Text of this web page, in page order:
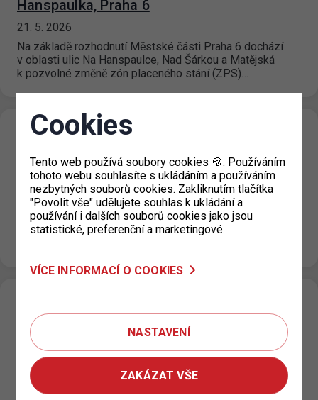
Hanspaulka, Praha 6
21. 5. 2026
Na základě rozhodnutí Městské části Praha 6 dochází
v oblasti ulic Na Hanspaulce, Nad Šárkou a Matějská
k pozvolné změně zón placeného stání (ZPS)…
Omezení provozní doby výdejny
parkovacích oprávnění pro Prahu 3, KC
Vozovna
14. 5. 2026
Z technických důvodů bude dne 19. 5. 2026 v době od
12:00 do 15:00 hod. provoz výdejny parkovacích
možnosti rezervace pro obyvatele širšího
okolí
11. 5. 2026
V lokalitě sídliště Dědina, u křižovatky ulic Drnovská a
Cookies
Tento web používá soubory cookies 🍪. Používáním
tohoto webu souhlasíte s ukládáním a používáním
nezbytných souborů cookies. Zakliknutím tlačítka
"Povolit vše" udělujete souhlas k ukládání a
používání i dalších souborů cookies jako jsou
statistické, preferenční a marketingové.
VÍCE INFORMACÍ O COOKIES
NASTAVENÍ
ZAKÁZAT VŠE